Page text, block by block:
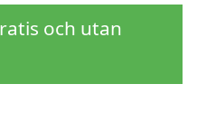
och utan